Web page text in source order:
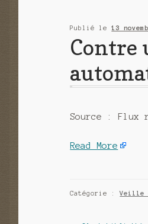
Publié le13
Contre
Source : Flux
Read More
Catégorie :Veille